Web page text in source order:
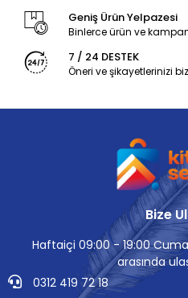
Geniş Ürün Yelpazesi
Binlerce ürün ve
7 / 24 DESTEK
Öneri ve şikayetlerinizi
Bize
Haftaiçi 09:00 - 19:00
arasında
0312 419 72 18